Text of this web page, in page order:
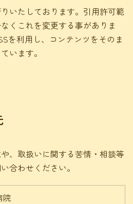
いたしております。引用許可範
くこれを変更する事がありま
を利用し、コンテンツをそのま
います。
、取扱いに関する苦情・相談等
合わせください。
院